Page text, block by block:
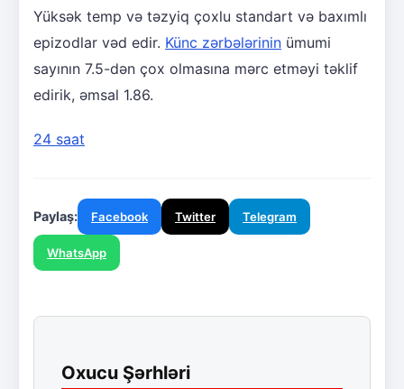
Yüksək temp və təzyiq çoxlu standart və baxımlı
epizodlar vəd edir. Künc zərbələrinin ümumi
sayının 7.5-dən çox olmasına mərc etməyi təklif
edirik, əmsal 1.86.
24 saat
Paylaş: Facebook Twitter Telegram
WhatsApp
Oxucu Şərhləri